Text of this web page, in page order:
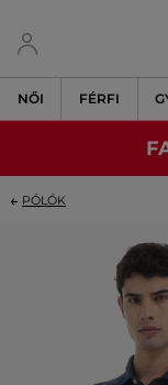
NŐI FÉRFI
PÓLÓK